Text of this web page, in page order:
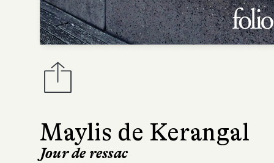
Maylis de Kerangal
Jour de ressac